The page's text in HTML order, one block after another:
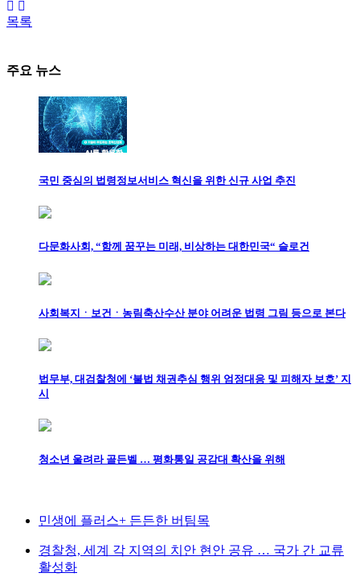
목록
주요 뉴스
국민 중심의 법령정보서비스 혁신을 위한 신규 사업 추진
다문화사회, “함께 꿈꾸는 미래, 비상하는 대한민국“ 슬로건
사회복지ㆍ보건ㆍ농림축산수산 분야 어려운 법령 그림 등으로 본다
법무부, 대검찰청에 ‘불법 채권추심 행위 엄정대응 및 피해자 보호’ 지
시
청소년 울려라 골든벨 … 평화통일 공감대 확산을 위해
민생에 플러스+ 든든한 버팀목
경찰청, 세계 각 지역의 치안 현안 공유 … 국가 간 교류
활성화